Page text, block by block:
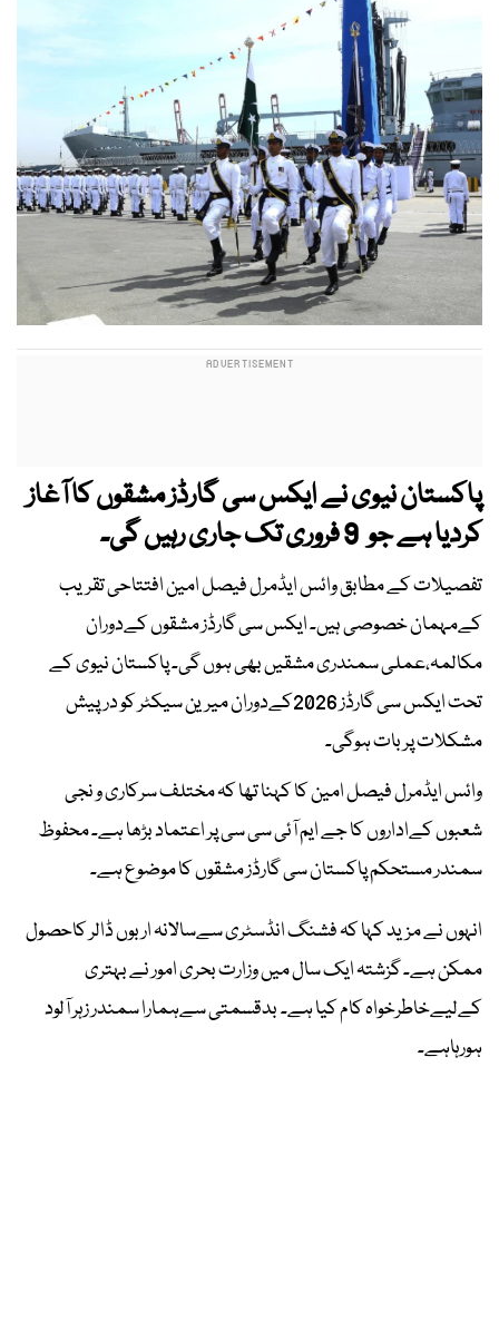
پاکستان نیوی نے ایکس سی گارڈز مشقوں کا آغاز
کردیا ہے جو 9 فروری تک جاری رہیں گی۔
تفصیلات کے مطابق وائس ایڈمرل فیصل امین افتتاحی تقریب
کےمہمان خصوصی ہیں۔ ایکس سی گارڈز مشقوں کےدوران
مکالمہ،عملی سمندری مشقیں بھی ہوں گی۔ پاکستان نیوی کے
تحت ایکس سی گارڈز 2026کےدوران میرین سیکٹر کو درپیش
مشکلات پر بات ہوگی۔
وائس ایڈمرل فیصل امین کا کہنا تھا کہ مختلف سرکاری و نجی
شعبوں کےاداروں کا جے ایم آئی سی سی پر اعتماد بڑھا ہے۔ محفوظ
سمندر مستحکم پاکستان سی گارڈز مشقوں کا موضوع ہے۔
انہوں نے مزید کہا کہ فشنگ انڈسٹری سےسالانہ اربوں ڈالر کاحصول
ممکن ہے۔ گزشتہ ایک سال میں وزارت بحری امور نے بہتری
کےلیےخاطرخواہ کام کیا ہے۔ بدقسمتی سےہمارا سمندر زہر آلود
ہورہاہے۔